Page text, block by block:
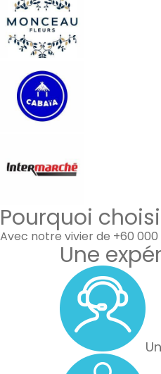
Pourquoi
Avec notre vivier de +60
Une